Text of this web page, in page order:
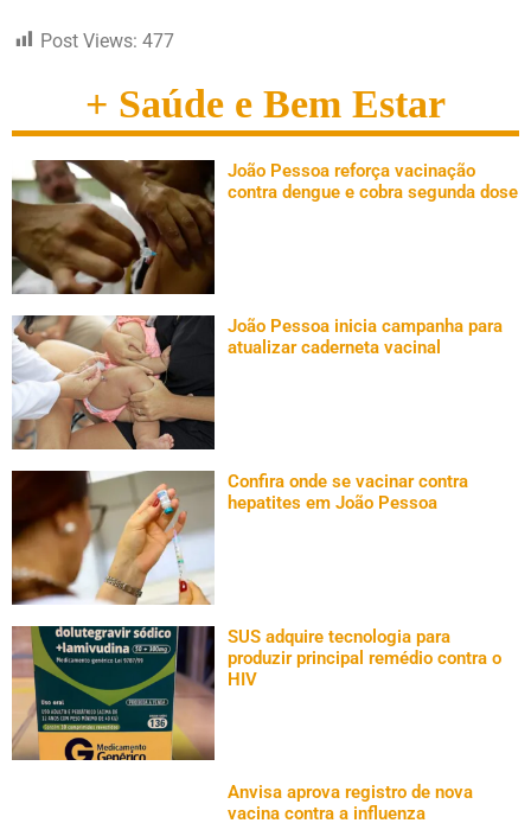
Post Views: 477
+ Saúde e Bem Estar
João Pessoa reforça vacinação
contra dengue e cobra segunda dose
João Pessoa inicia campanha para
atualizar caderneta vacinal
Confira onde se vacinar contra
hepatites em João Pessoa
SUS adquire tecnologia para
produzir principal remédio contra o
HIV
Anvisa aprova registro de nova
vacina contra a influenza